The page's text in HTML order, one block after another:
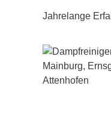
Jahrelange